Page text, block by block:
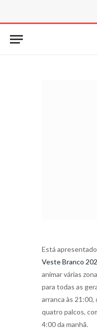
Está
Veste Branco
animar várias
para todas as
arranca às 21:00,
quatro palcos,
4:00 da manhã.